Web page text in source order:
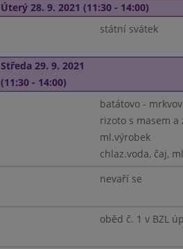
Úterý 28. 9. 2021 (11:30 - 14:00)
státní svátek
Středa 29. 9. 2021
(11:30 - 14:00)
batátovo -
rizoto s masem a
ml.výrobek
chlaz.voda, čaj,
nevaří se
oběd č. 1 v BZL